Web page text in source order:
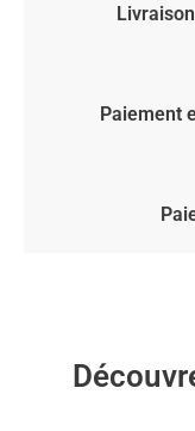
Paiement